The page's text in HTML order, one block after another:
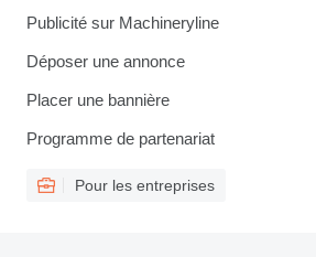
Publicité sur Machineryline
Déposer une annonce
Placer une bannière
Programme de partenariat
Pour les entreprises